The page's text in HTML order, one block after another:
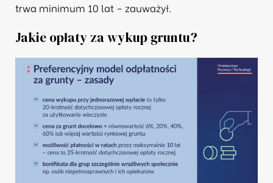
trwa minimum 10 lat – zauważył.
Jakie opłaty za wykup gruntu?